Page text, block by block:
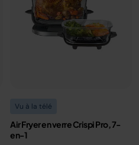
Vu à la télé
Air Fryer en verre Crispi Pro, 7-
en-1